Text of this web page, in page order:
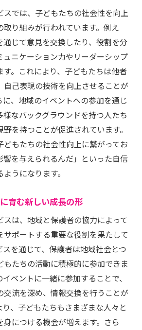
活用したプログラム
協力した共同プロジェクト
ービスの交流会が育む子どもた
たスキル開発
を養う活動内容
の夢を応援する環境
めるための具体的な取り組み
観に触れる機会
を育む支援体制
等デイサービス交流会で見える
の絆を深める交流
関係の構築
の場としての役割
を促進する取り組み
を持った協力関係
考える仲間づくり
ービスがもたらす東京都の地域
では、子どもたちの社会性を向上
り組みが行われています。例え
じて意見を交換したり、役割を分
ニケーション力やリーダーシップ
。これにより、子どもたちは他者
自己表現の技術を向上させることが
、地域のイベントへの参加を通じ
なバックグラウンドを持つ人たち
を持つことが促進されています。
どもたちの社会性向上に繋がってお
響を与えられるんだ」といった自信
うになります。
育む新しい成長の形
は、地域と保護者の協力によって
ポートする重要な役割を果たして
を通じて、保護者は地域社会とつ
たちの活動に積極的に参加できま
ベントに一緒に参加することで、
流を深め、情報交換を行うことが
、子どもたちもさまざまな人々と
につける機会が増えます。さら